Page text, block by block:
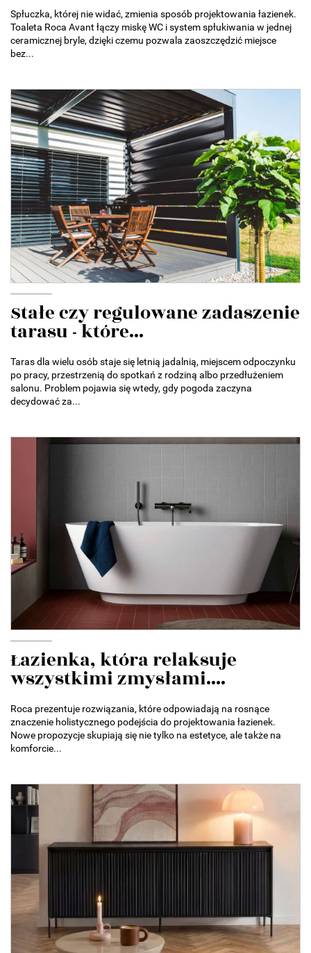
Spłuczka, której nie widać, zmienia sposób projektowania łazienek.
Toaleta Roca Avant łączy miskę WC i system spłukiwania w jednej
ceramicznej bryle, dzięki czemu pozwala zaoszczędzić miejsce
bez...
Stałe czy regulowane zadaszenie
tarasu - które...
Taras dla wielu osób staje się letnią jadalnią, miejscem odpoczynku
po pracy, przestrzenią do spotkań z rodziną albo przedłużeniem
salonu. Problem pojawia się wtedy, gdy pogoda zaczyna
decydować za...
Łazienka, która relaksuje
wszystkimi zmysłami....
Roca prezentuje rozwiązania, które odpowiadają na rosnące
znaczenie holistycznego podejścia do projektowania łazienek.
Nowe propozycje skupiają się nie tylko na estetyce, ale także na
komforcie...